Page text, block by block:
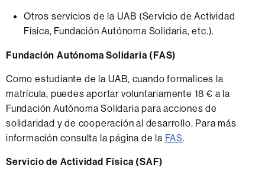
Otros servicios de la UAB (Servicio de Actividad
Física, Fundación Autónoma Solidaria, etc.).
Fundación Autónoma Solidaria (FAS)
Como estudiante de la UAB, cuando formalices la
matrícula, puedes aportar voluntariamente 18 € a la
Fundación Autónoma Solidaria para acciones de
solidaridad y de cooperación al desarrollo. Para más
información consulta la página de la FAS.
Servicio de Actividad Física (SAF)